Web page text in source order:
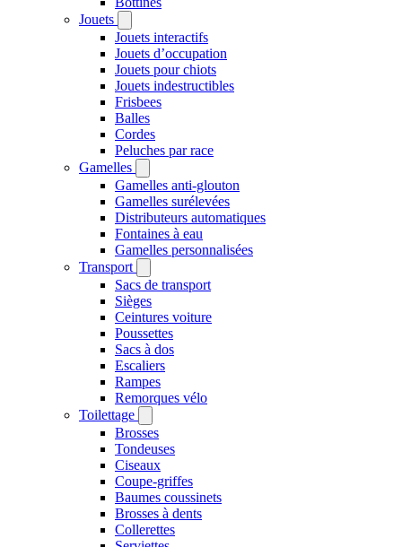
Jouets
Jouets interactifs
Jouets d’occupation
Jouets pour chiots
Jouets indestructibles
Frisbees
Balles
Cordes
Peluches par race
Gamelles
Gamelles anti-glouton
Gamelles surélevées
Distributeurs automatiques
Fontaines à eau
Gamelles personnalisées
Transport
Sacs de transport
Sièges
Ceintures voiture
Poussettes
Sacs à dos
Escaliers
Rampes
Remorques vélo
Toilettage
Brosses
Tondeuses
Ciseaux
Coupe-griffes
Baumes coussinets
Brosses à dents
Collerettes